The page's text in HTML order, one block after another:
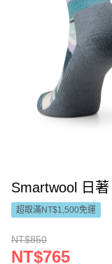
Smartwool 日
超取滿NT$1,500免運
NT$850
NT$765